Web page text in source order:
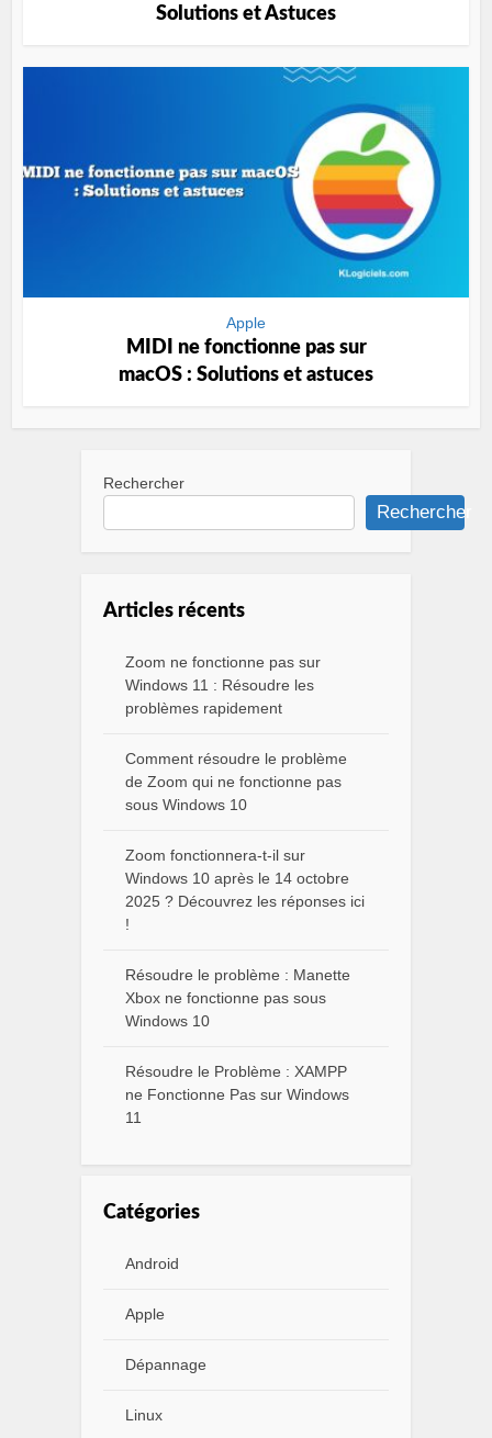
Solutions et Astuces
Apple
MIDI ne fonctionne pas sur
macOS : Solutions et astuces
Rechercher
Rechercher
Articles récents
Zoom ne fonctionne pas sur
Windows 11 : Résoudre les
problèmes rapidement
Comment résoudre le problème
de Zoom qui ne fonctionne pas
sous Windows 10
Zoom fonctionnera-t-il sur
Windows 10 après le 14 octobre
2025 ? Découvrez les réponses ici
!
Résoudre le problème : Manette
Xbox ne fonctionne pas sous
Windows 10
Résoudre le Problème : XAMPP
ne Fonctionne Pas sur Windows
11
Catégories
Android
Apple
Dépannage
Linux